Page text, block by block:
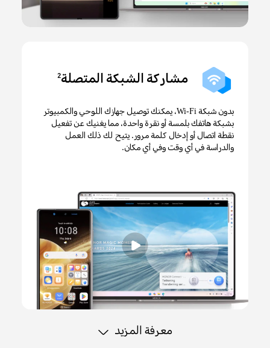
مشاركة الشبكة المتصلة2
بدون شبكة Wi-Fi، يمكنك توصيل جهازك اللوحي والكمبيوتر
بشبكة هاتفك بلمسة أو نقرة واحدة، مما يغنيك عن تفعيل
نقطة اتصال أو إدخال كلمة مرور. يتيح لك ذلك العمل
والدراسة في أي وقت وفي أي مكان.
معرفة المزيد